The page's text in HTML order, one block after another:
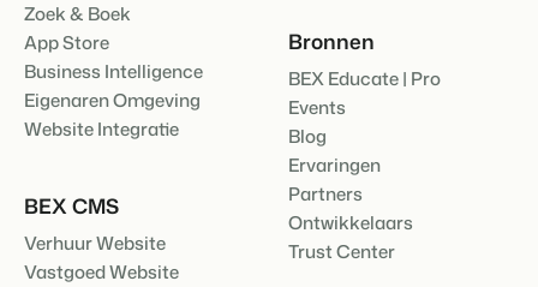
Zoek & Boek
App Store
Business Intelligence
Eigenaren Omgeving
Website Integratie
BEX CMS
Verhuur Website
Vastgoed Website
Bronnen
BEX Educate | Pro
Events
Blog
Ervaringen
Partners
Ontwikkelaars
Trust Center